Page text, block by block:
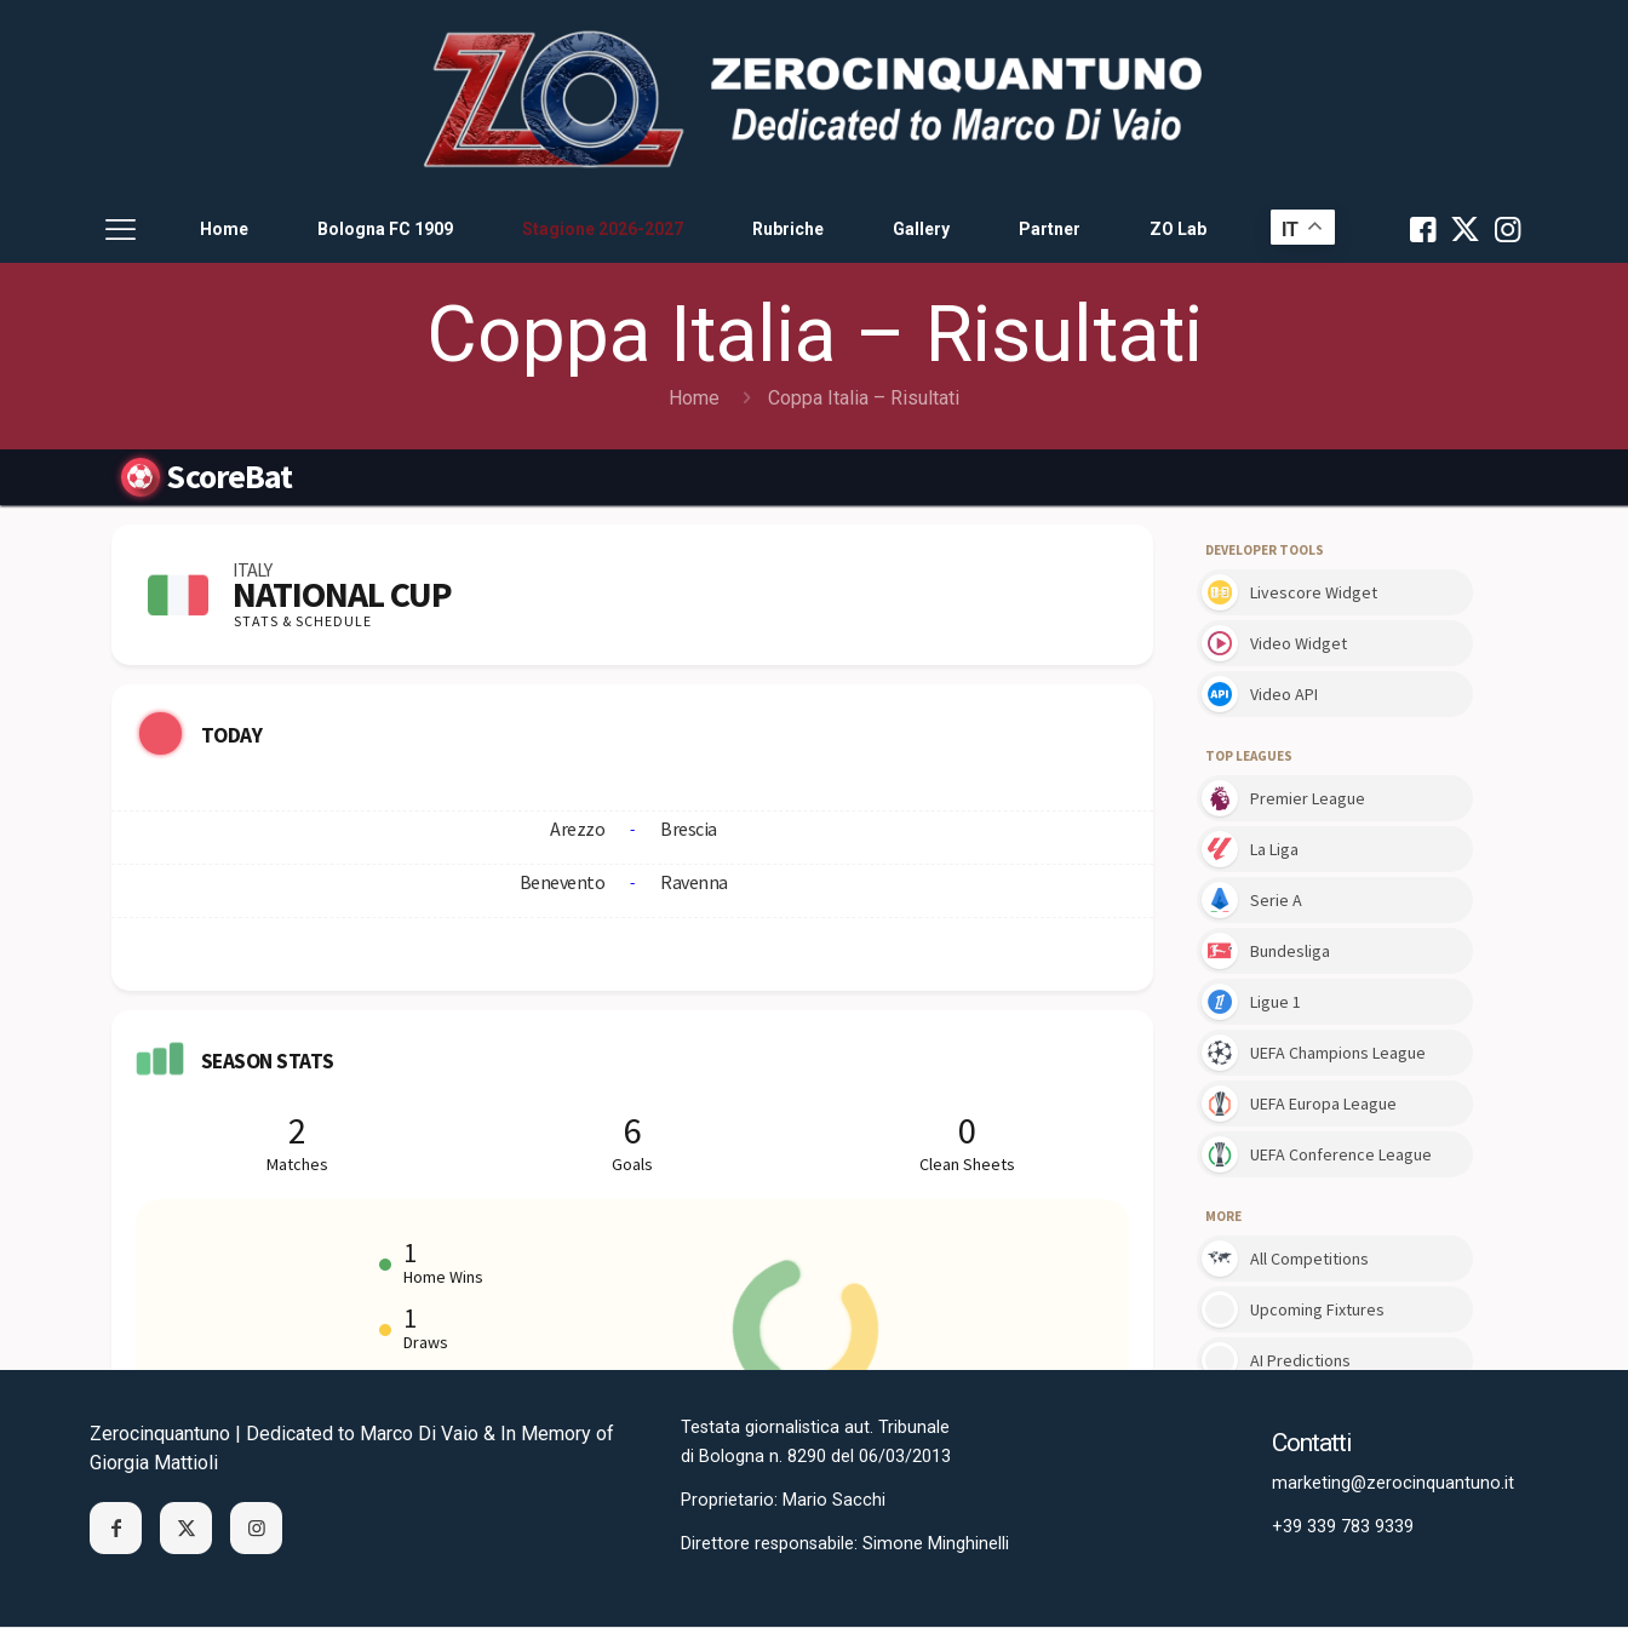
Home Bologna FC 1909 Stagione 2026-2027 Rubriche Gallery Partner ZO Lab IT
Coppa Italia – Risultati
Home Coppa Italia – Risultati
Zerocinquantuno | Dedicated to Marco Di Vaio & In Memory of
Giorgia Mattioli
Testata giornalistica aut. Tribunale
di Bologna n. 8290 del 06/03/2013
Proprietario: Mario Sacchi
Direttore responsabile: Simone Minghinelli
Contatti
marketing@zerocinquantuno.it
+39 339 783 9339